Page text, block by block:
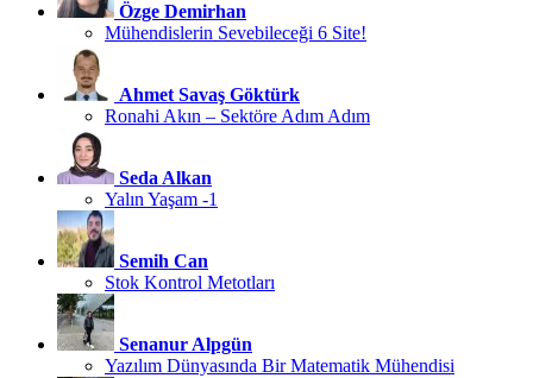
Özge Demirhan
Mühendislerin Sevebileceği 6 Site!
Ahmet Savaş Göktürk
Ronahi Akın – Sektöre Adım Adım
Seda Alkan
Yalın Yaşam -1
Semih Can
Stok Kontrol Metotları
Senanur Alpgün
Yazılım Dünyasında Bir Matematik Mühendisi